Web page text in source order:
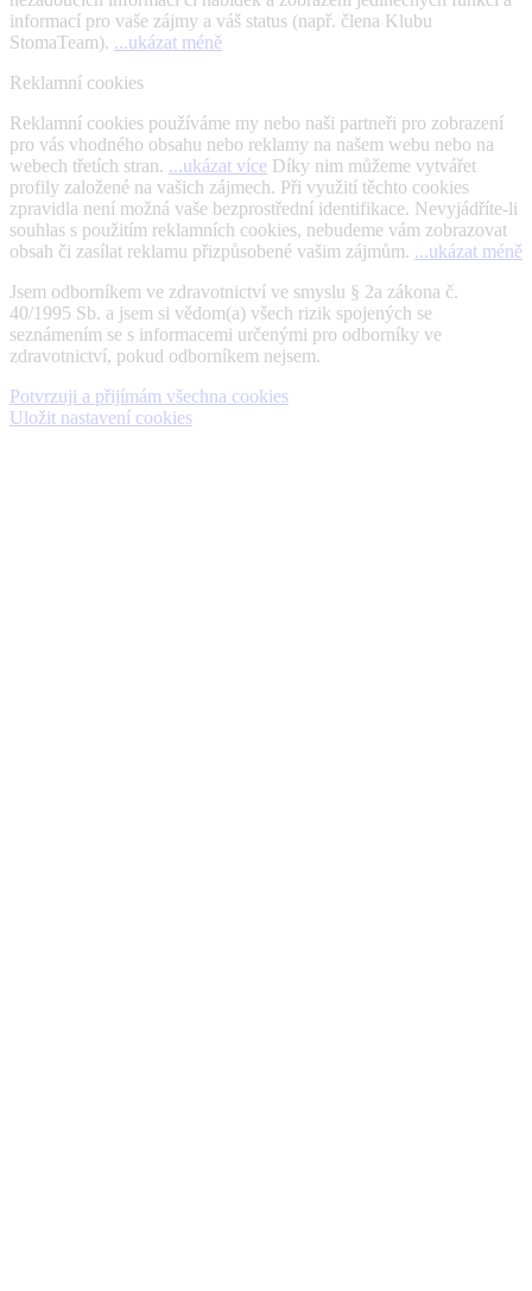
informací pro vaše zájmy a váš status (např. člena Klubu
StomaTeam). ...ukázat méně
Reklamní cookies
Reklamní cookies používáme my nebo naši partneři pro zobrazení
pro vás vhodného obsahu nebo reklamy na našem webu nebo na
webech třetích stran. ...ukázat více Díky nim můžeme vytvářet
profily založené na vašich zájmech. Při využití těchto cookies
zpravidla není možná vaše bezprostřední identifikace. Nevyjádříte-li
souhlas s použitím reklamních cookies, nebudeme vám zobrazovat
obsah či zasílat reklamu přizpůsobené vašim zájmům. ...ukázat méně
Jsem odborníkem ve zdravotnictví ve smyslu § 2a zákona č.
40/1995 Sb. a jsem si vědom(a) všech rizik spojených se
seznámením se s informacemi určenými pro odborníky ve
zdravotnictví, pokud odborníkem nejsem.
Potvrzuji a přijímám všechna cookies
Uložit nastavení cookies